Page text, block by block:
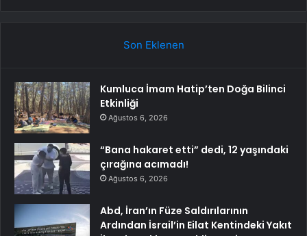
Son Eklenen
Kumluca İmam Hatip’ten Doğa Bilinci
Etkinliği
Ağustos 6, 2026
“Bana hakaret etti” dedi, 12 yaşındaki
çırağına acımadı!
Ağustos 6, 2026
Abd, İran’ın Füze Saldırılarının
Ardından İsrail’in Eilat Kentindeki Yakıt